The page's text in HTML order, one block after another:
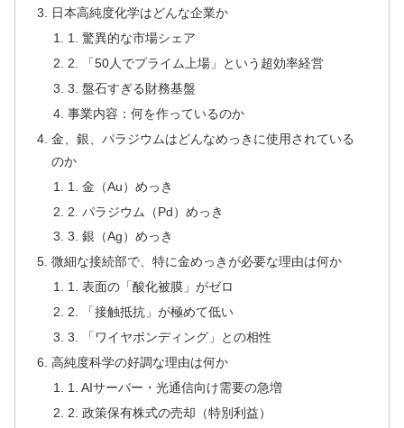
日本高純度化学はどんな企業か
1. 驚異的な市場シェア
2. 「50人でプライム上場」という超効率経営
3. 盤石すぎる財務基盤
事業内容：何を作っているのか
金、銀、パラジウムはどんなめっきに使用されている
のか
1. 金（Au）めっき
2. パラジウム（Pd）めっき
3. 銀（Ag）めっき
微細な接続部で、特に金めっきが必要な理由は何か
1. 表面の「酸化被膜」がゼロ
2. 「接触抵抗」が極めて低い
3. 「ワイヤボンディング」との相性
高純度科学の好調な理由は何か
1. AIサーバー・光通信向け需要の急増
2. 政策保有株式の売却（特別利益）